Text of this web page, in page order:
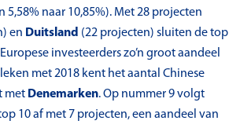
naar 10,85%). Met 28 projecten
en Duitsland (22 projecten) sluiten de top
investeerders zo’n groot aandeel
met 2018 kent het aantal Chinese
met Denemarken. Op nummer 9 volgt
10 af met 7 projecten, een aandeel van